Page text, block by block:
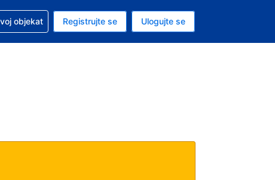
je dinar
jezik je Srpskom
u vezi sa rezervacijom
objekat Registrujte se Ulogujte se